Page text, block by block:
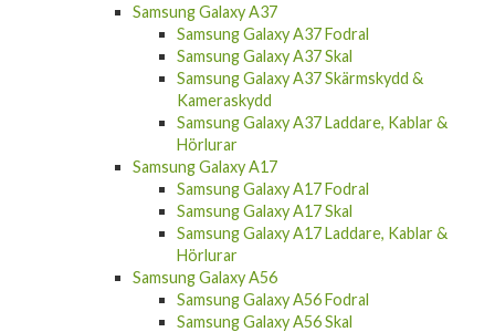
Samsung Galaxy A37
Samsung Galaxy A37 Fodral
Samsung Galaxy A37 Skal
Samsung Galaxy A37 Skärmskydd &
Kameraskydd
Samsung Galaxy A37 Laddare, Kablar &
Hörlurar
Samsung Galaxy A17
Samsung Galaxy A17 Fodral
Samsung Galaxy A17 Skal
Samsung Galaxy A17 Laddare, Kablar &
Hörlurar
Samsung Galaxy A56
Samsung Galaxy A56 Fodral
Samsung Galaxy A56 Skal